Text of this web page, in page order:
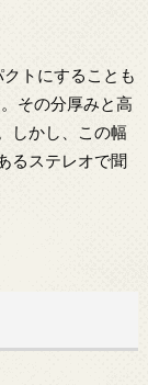
トにすることも
その分厚みと高
しかし、この幅
るステレオで聞